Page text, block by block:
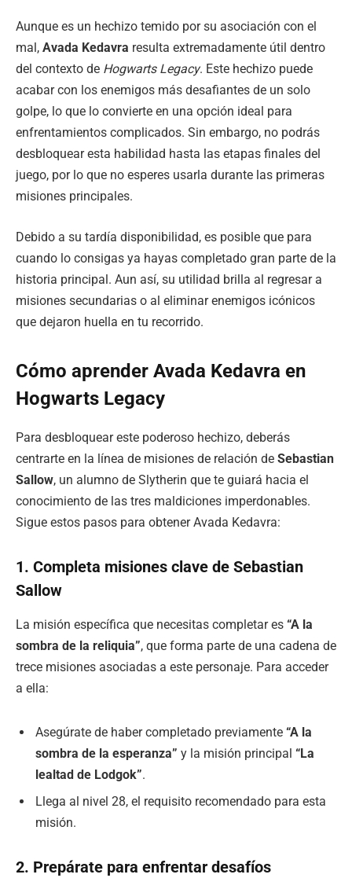
Aunque es un hechizo temido por su asociación con el
mal, Avada Kedavra resulta extremadamente útil dentro
del contexto de Hogwarts Legacy. Este hechizo puede
acabar con los enemigos más desafiantes de un solo
golpe, lo que lo convierte en una opción ideal para
enfrentamientos complicados. Sin embargo, no podrás
desbloquear esta habilidad hasta las etapas finales del
juego, por lo que no esperes usarla durante las primeras
misiones principales.
Debido a su tardía disponibilidad, es posible que para
cuando lo consigas ya hayas completado gran parte de la
historia principal. Aun así, su utilidad brilla al regresar a
misiones secundarias o al eliminar enemigos icónicos
que dejaron huella en tu recorrido.
Cómo aprender Avada Kedavra en
Hogwarts Legacy
Para desbloquear este poderoso hechizo, deberás
centrarte en la línea de misiones de relación de Sebastian
Sallow, un alumno de Slytherin que te guiará hacia el
conocimiento de las tres maldiciones imperdonables.
Sigue estos pasos para obtener Avada Kedavra:
1. Completa misiones clave de Sebastian
Sallow
La misión específica que necesitas completar es “A la
sombra de la reliquia”, que forma parte de una cadena de
trece misiones asociadas a este personaje. Para acceder
a ella:
Asegúrate de haber completado previamente “A la
sombra de la esperanza” y la misión principal “La
lealtad de Lodgok”.
Llega al nivel 28, el requisito recomendado para esta
misión.
2. Prepárate para enfrentar desafíos